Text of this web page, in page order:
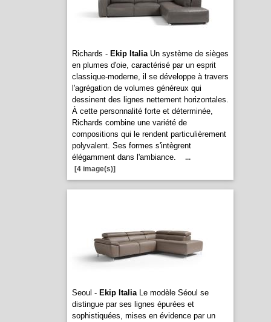
Richards - Ekip ItaliaUn système de sièges
en plumes d'oie, caractérisé par un esprit
classique-moderne, il se développe à travers
l'agrégation de volumes généreux qui
dessinent des lignes nettement horizontales.
À cette personnalité forte et déterminée,
Richards combine une variété de
compositions qui le rendent particulièrement
polyvalent. Ses formes s'intègrent
élégamment dans l'ambiance.
...
[4 image(s)]
Seoul - Ekip ItaliaLe modèle Séoul se
distingue par ses lignes épurées et
sophistiquées, mises en évidence par un